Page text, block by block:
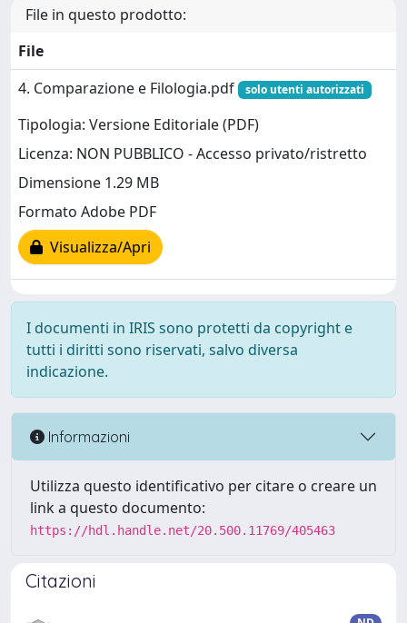
File in questo prodotto:
File
4. Comparazione e Filologia.pdf
solo utenti autorizzati
Tipologia: Versione Editoriale (PDF)
Licenza: NON PUBBLICO - Accesso privato/ristretto
Dimensione 1.29 MB
Formato Adobe PDF
Visualizza/Apri
I documenti in IRIS sono protetti da copyright e
tutti i diritti sono riservati, salvo diversa
indicazione.
Informazioni
Utilizza questo identificativo per citare o creare un
link a questo documento:
https://hdl.handle.net/20.500.11769/405463
Citazioni